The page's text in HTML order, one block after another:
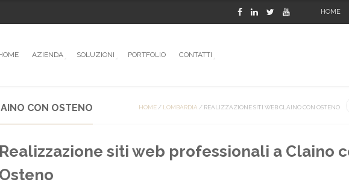
HOME
AZIENDA SOLUZIONI PORTFOLIO CONTATTI
HOME / LOMBARDIA / REALIZZAZIONE SITI WEB CLAINO CON OSTENO
CON OSTENO
Realizzazione siti web professionali a Claino
Osteno